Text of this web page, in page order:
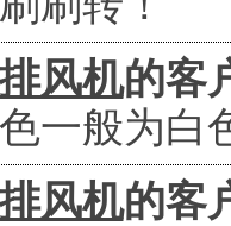
风机的客
一般为白
风机的客